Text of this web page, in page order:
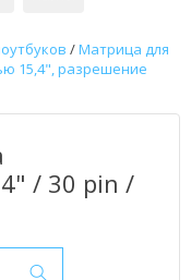
/Матрица для
15,4", разрешение
/ 30 pin /